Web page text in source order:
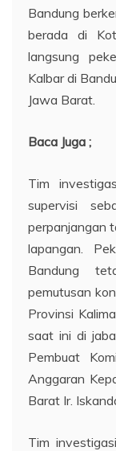
Bandung
berada di
langsung
Kalbar di
Jawa Barat.
Baca Juga ;
Tim
supervisi
perpanjangan
lapangan.
Bandung
pemutusan
Provinsi
saat ini di
Pembuat
Anggaran
Barat Ir.
Tim